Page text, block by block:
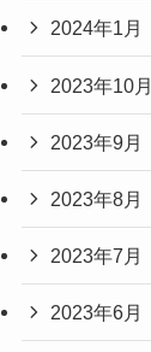
2024年1月
2023年10月
2023年9月
2023年8月
2023年7月
2023年6月